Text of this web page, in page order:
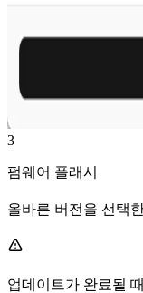
3
펌웨어 플래시
올바른 버전을 선택
업데이트가 완료될